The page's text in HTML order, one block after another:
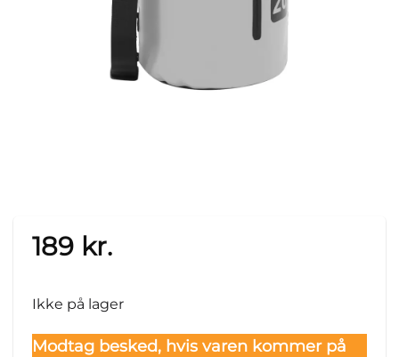
189 kr.
Ikke på lager
Modtag besked, hvis varen kommer på